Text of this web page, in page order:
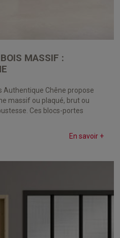
MASSIF :
Authentique Chêne propose
massif ou plaqué, brut ou
Ces blocs-portes
En savoir +